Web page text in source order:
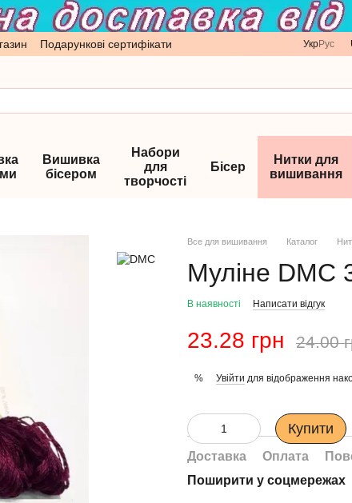
Подарункові сертифікати УкрРус
Вишивка
бісером
Набори
для
творчості
Бісер
Нитки для
вишивання
Все для вишивання Каталог
Муліне DMC
В наявності Написати відгук
23.28 грн 24.00
% Увійти для відображення
Купити
Доставка Оплата
Поширити у соцмережах